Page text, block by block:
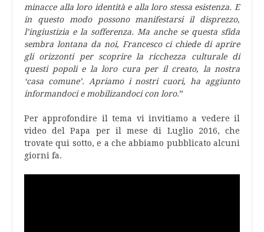
minacce alla loro identità e alla loro stessa esistenza. E
in questo modo possono manifestarsi il disprezzo,
l’ingiustizia e la sofferenza. Ma anche se questa sfida
sembra lontana da noi, Francesco ci chiede di aprire
gli orizzonti per scoprire la ricchezza culturale di
questi popoli e la loro cura per il creato, la nostra
‘casa comune’. Apriamo i nostri cuori, ha aggiunto
informandoci e mobilizandoci con loro.”
Per approfondire il tema vi invitiamo a vedere il
video del Papa per il mese di Luglio 2016, che
trovate qui sotto, e a che abbiamo pubblicato alcuni
giorni fa.